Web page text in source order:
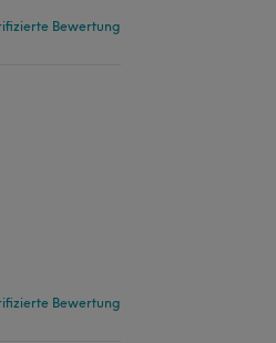
Bewertung
Bewertung